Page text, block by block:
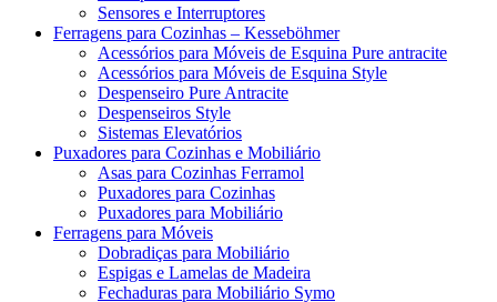
Sensores e Interruptores
Ferragens para Cozinhas – Kesseböhmer
Acessórios para Móveis de Esquina Pure antracite
Acessórios para Móveis de Esquina Style
Despenseiro Pure Antracite
Despenseiros Style
Sistemas Elevatórios
Puxadores para Cozinhas e Mobiliário
Asas para Cozinhas Ferramol
Puxadores para Cozinhas
Puxadores para Mobiliário
Ferragens para Móveis
Dobradiças para Mobiliário
Espigas e Lamelas de Madeira
Fechaduras para Mobiliário Symo